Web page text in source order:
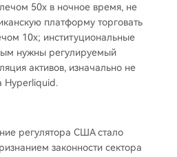
50x в ночное время, не
платформу торговать
10x; институциональные
нужны регулируемый
активов, изначально не
Hyperliquid.
регулятора США стало
законности сектора